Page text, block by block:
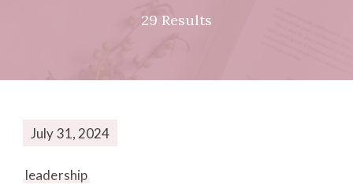
29 Results
July 31, 2024
leadership